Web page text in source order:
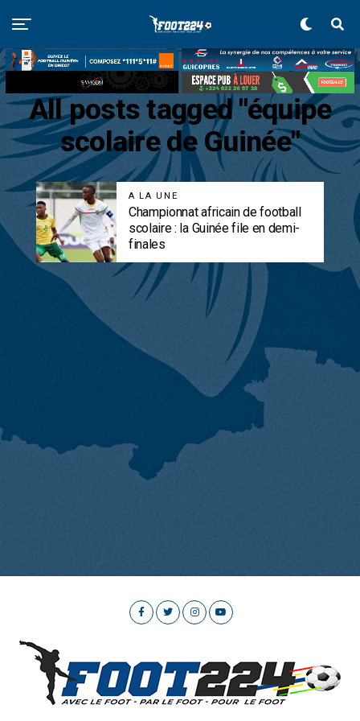
All posts tagged "équipe
scolaire de Guinée"
A LA UNE
Championnat africain de football
scolaire : la Guinée file en demi-
finales